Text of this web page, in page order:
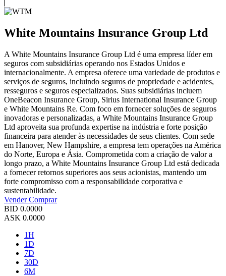
White Mountains Insurance Group Ltd
A White Mountains Insurance Group Ltd é uma empresa líder em
seguros com subsidiárias operando nos Estados Unidos e
internacionalmente. A empresa oferece uma variedade de produtos e
serviços de seguros, incluindo seguros de propriedade e acidentes,
resseguros e seguros especializados. Suas subsidiárias incluem
OneBeacon Insurance Group, Sirius International Insurance Group
e White Mountains Re. Com foco em fornecer soluções de seguros
inovadoras e personalizadas, a White Mountains Insurance Group
Ltd aproveita sua profunda expertise na indústria e forte posição
financeira para atender às necessidades de seus clientes. Com sede
em Hanover, New Hampshire, a empresa tem operações na América
do Norte, Europa e Ásia. Comprometida com a criação de valor a
longo prazo, a White Mountains Insurance Group Ltd está dedicada
a fornecer retornos superiores aos seus acionistas, mantendo um
forte compromisso com a responsabilidade corporativa e
sustentabilidade.
VenderComprar
BID 0.0000
ASK 0.0000
1H
1D
7D
30D
6M